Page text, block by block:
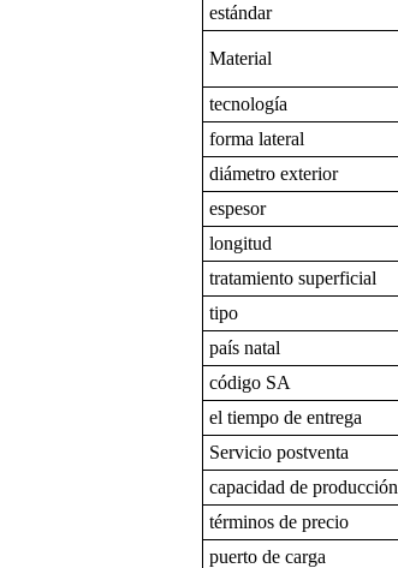
estándar
Material
tecnología
forma lateral
diámetro exterior
espesor
longitud
tratamiento superficial
tipo
país natal
código SA
el tiempo de entrega
Servicio postventa
capacidad de producción
términos de precio
puerto de carga